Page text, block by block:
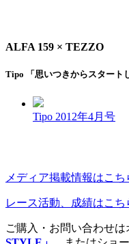
ALFA 159 × TEZZO
Tipo 「思いつきからスタート
Tipo 2012年4月号
メディア掲載情報はこち
レース活動、成績はこち
ご購入・お問い合わせ